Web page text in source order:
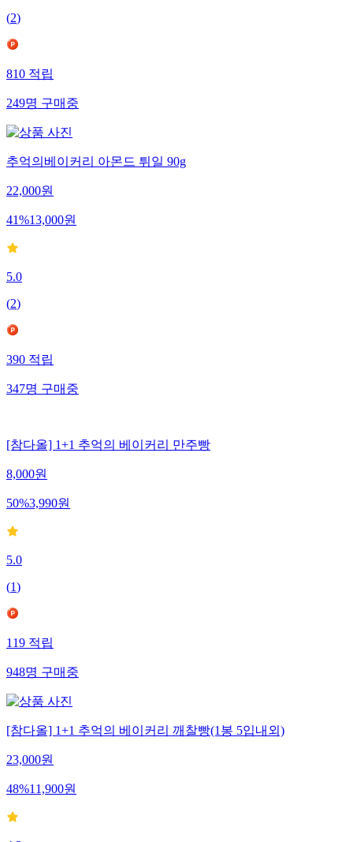
(2)
810적립
249명구매중
추억의베이커리 아몬드 튀일 90g
22,000원
41%13,000원
5.0
(2)
390적립
347명구매중
[참다올] 1+1 추억의 베이커리 만주빵
8,000원
50%3,990원
5.0
(1)
119적립
948명구매중
[참다올] 1+1 추억의 베이커리 깨찰빵(1봉 5입내외)
23,000원
48%11,900원